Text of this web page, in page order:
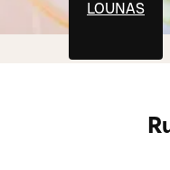
LOUNAS